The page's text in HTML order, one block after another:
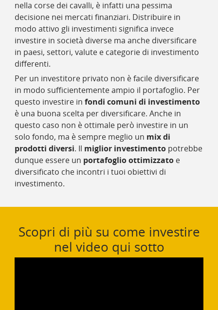
nella corse dei cavalli, è infatti una pessima
decisione nei mercati finanziari. Distribuire in
modo attivo gli investimenti significa invece
investire in società diverse ma anche diversificare
in paesi, settori, valute e categorie di investimento
differenti.
Per un investitore privato non è facile diversificare
in modo sufficientemente ampio il portafoglio. Per
questo investire in fondi comuni di investimento
è una buona scelta per diversificare. Anche in
questo caso non è ottimale però investire in un
solo fondo, ma è sempre meglio un mix di
prodotti diversi. Il miglior investimento potrebbe
dunque essere un portafoglio ottimizzato e
diversificato che incontri i tuoi obiettivi di
investimento.
Scopri di più su come investire
nel video qui sotto